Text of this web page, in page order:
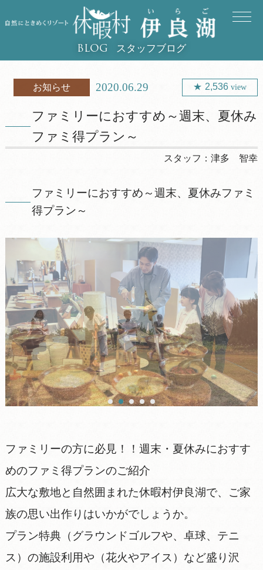
BLOG スタッフブログ
お知らせ 2020.06.29 2,536view
ファミリーにおすすめ～週末、夏休み
ファミ得プラン～
スタッフ：津多 智幸
ファミリーにおすすめ～週末、夏休みファミ
得プラン～
ファミリーの方に必見！！週末・夏休みにおすす
めのファミ得プランのご紹介
広大な敷地と自然囲まれた休暇村伊良湖で、ご家
族の思い出作りはいかがでしょうか。
プラン特典（グラウンドゴルフや、卓球、テニ
ス）の施設利用や（花火やアイス）など盛り沢